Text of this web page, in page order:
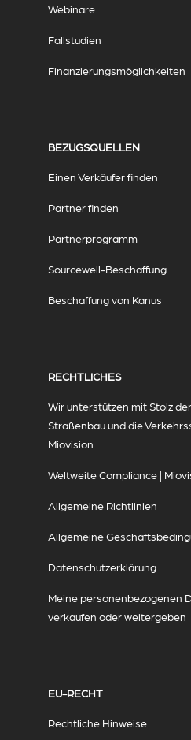
Webinare
Fallstudien
Finanzierungsmöglichkeiten
BEZUGSQUELLEN
Einen Verkäufer finden
Partner finden
Partnerprogramm
Sourcewell-Beschaffung
Beschaffung von Kanus
RECHTLICHES
Wir unterstützen mit Stolz
Straßenbau und die
Miovision
Weltweite Compliance |
Allgemeine Richtlinien
Allgemeine
Datenschutzerklärung
Meine personenbezogenen
verkaufen oder weitergeben
EU-RECHT
Rechtliche Hinweise